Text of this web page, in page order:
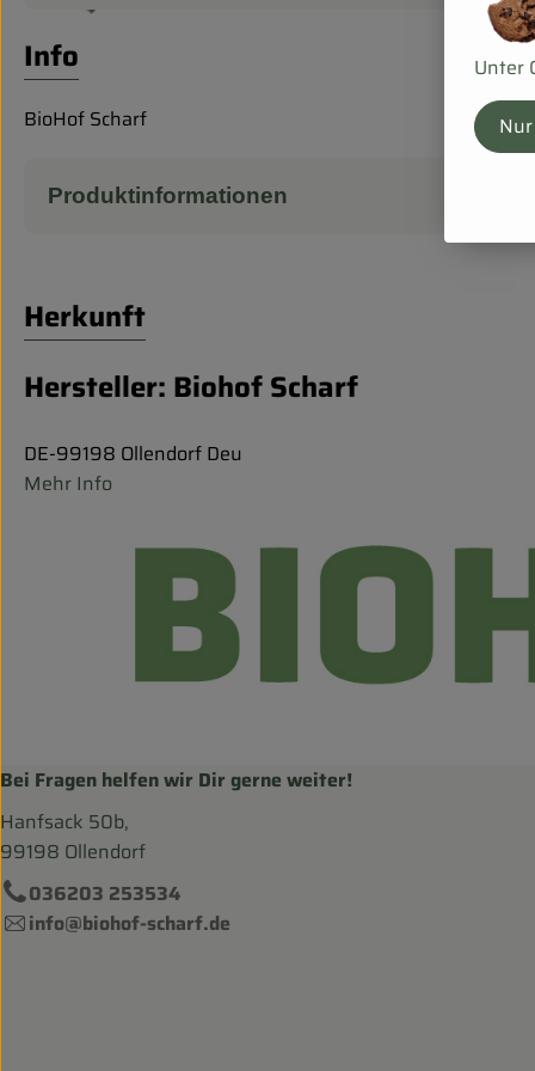
Info
BioHof Scharf
Produktinformationen
Herkunft
Hersteller: Biohof Scharf
DE-99198 Ollendorf Deu
Mehr Info
Bei Fragen helfen wir Dir gerne weiter!
Hanfsack 50b,
99198 Ollendorf
036203 253534
info@biohof-scharf.de
Unter